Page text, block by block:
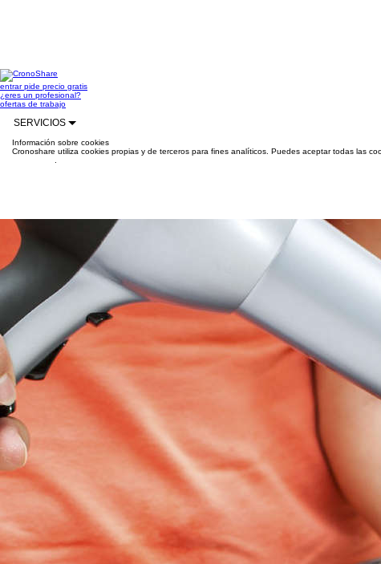
entrarpide precio gratis
¿eres un profesional?
ofertas de trabajo
SERVICIOS
Información sobre cookies
Cronoshare utiliza cookies propias y de terceros para fines analíticos. Puedes aceptar todas las